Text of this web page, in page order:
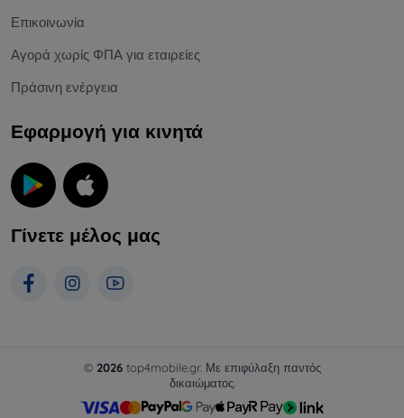
Επικοινωνία
Αγορά χωρίς ΦΠΑ για εταιρείες
Πράσινη ενέργεια
Εφαρμογή για κινητά
Γίνετε μέλος μας
© 2026top4mobile.gr. Με επιφύλαξη παντός
δικαιώματος.